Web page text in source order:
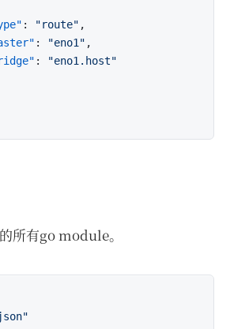
: "route" ,
: "eno1" ,
:
"eno1.host"
所有go module。